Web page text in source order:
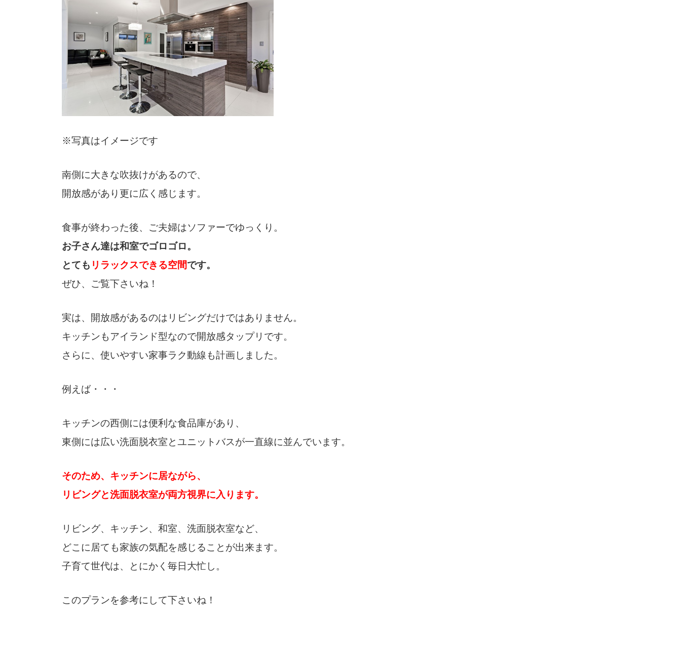
※写真はイメージです
南側に大きな吹抜けがあるので、
開放感があり更に広く感じます。
食事が終わった後、ご夫婦はソファーでゆっくり。
お子さん達は和室でゴロゴロ。
とても リラックスできる空間です。
ぜひ、ご覧下さいね！
実は、開放感があるのはリビングだけではありません。
キッチンもアイランド型なので開放感タップリです。
さらに、使いやすい家事ラク動線も計画しました。
例えば・・・
キッチンの西側には便利な食品庫があり、
東側には広い洗面脱衣室とユニットバスが一直線に並んでいます。
そのため、キッチンに居ながら、
リビングと洗面脱衣室が両方視界に入ります。
リビング、キッチン、和室、洗面脱衣室など、
どこに居ても家族の気配を感じることが出来ます。
子育て世代は、とにかく毎日大忙し。
このプランを参考にして下さいね！